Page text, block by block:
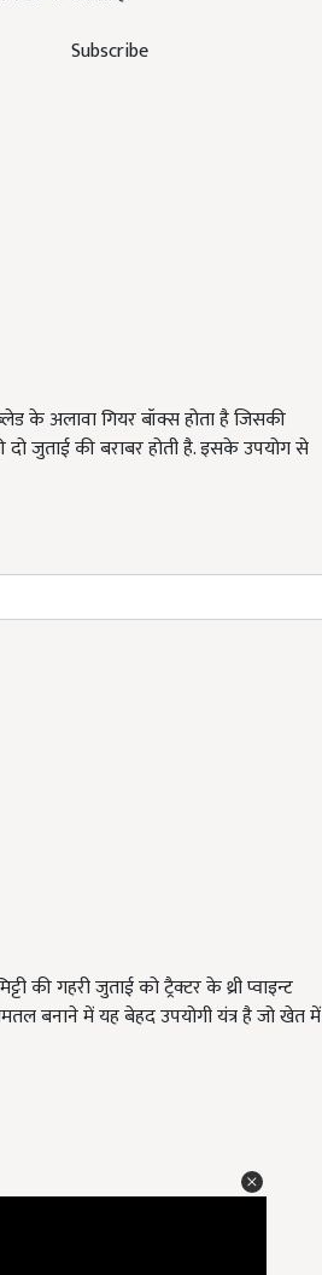
Subscribe
के अलावा गियर बॉक्स होता है जिसकी
जुताई की बराबर होती है. इसके उपयोग से
की गहरी जुताई को ट्रैक्टर के थ्री प्वाइन्ट
बनाने में यह बेहद उपयोगी यंत्र है जो खेत में